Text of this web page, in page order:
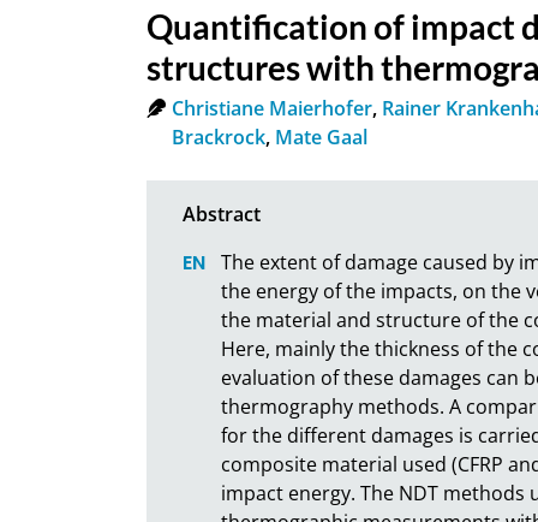
Quantification of impact
structures with
Christiane Maierhofer, Rainer
Brackrock, Mate Gaal
The extent of damage caused by
the energy of the impacts, on the
the material and structure of the
Here, mainly the thickness of the
evaluation of these damages can
thermography methods. A
for the different damages is
composite material used (CFRP
impact energy. The NDT